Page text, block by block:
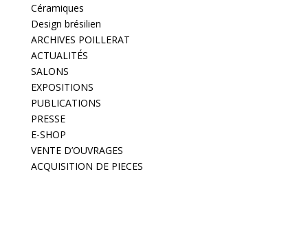
Céramiques
Design brésilien
ARCHIVES POILLERAT
ACTUALITÉS
SALONS
EXPOSITIONS
PUBLICATIONS
PRESSE
E-SHOP
VENTE D’OUVRAGES
ACQUISITION DE PIECES